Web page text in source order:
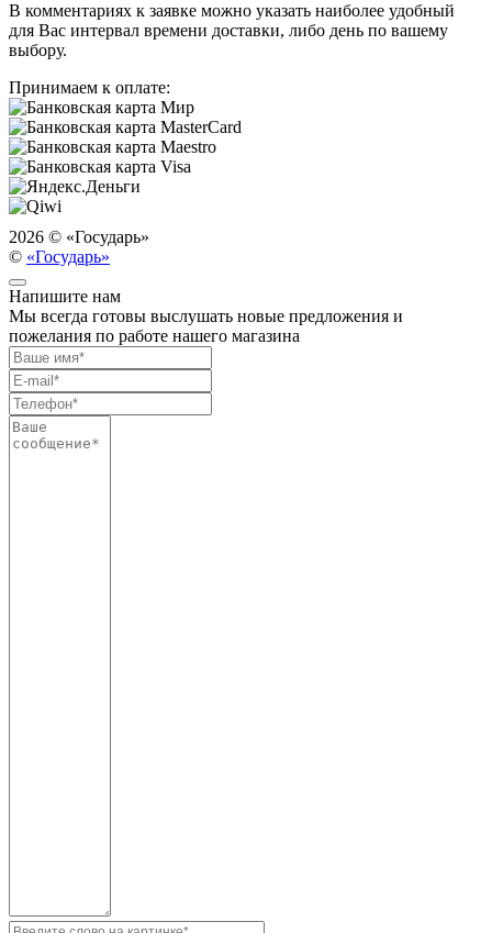
В комментариях к заявке можно указать наиболее удобный
для Вас интервал времени доставки, либо день по вашему
выбору.
Принимаем к оплате:
2026 © «Государь»
© «Государь»
Напишите нам
Мы всегда готовы выслушать новые предложения и
пожелания по работе нашего магазина